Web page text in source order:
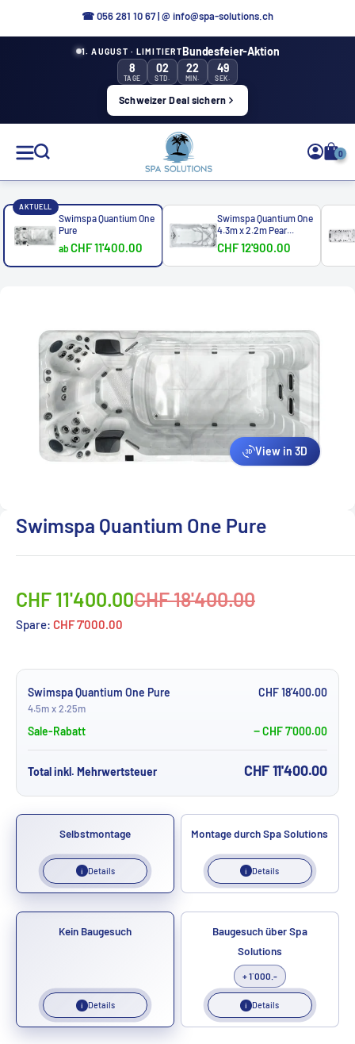
☎056 281 10 67|@ info@spa-solutions.ch
1. AUGUST · LIMITIERTBundesfeier-Aktion
8
TAGE
02
STD.
22
MIN.
46
SEK.
Schweizer Deal sichern
Solutions
0
AKTUELL
Swimspa Quantium One
Pure
ab CHF 11'400.00
Swimspa Quantium One
4.3m x 2.2m Pear...
CHF 12'900.00
View in 3D
Swimspa Quantium One Pure
CHF 11'400.00Normalpreis
CHF 18'400.00
Spare: CHF 7'000.00
Swimspa Quantium One Pure
4.5m x 2.25m
CHF 18'400.00
Sale-Rabatt − CHF 7'000.00
Total inkl. Mehrwertsteuer CHF 11'400.00
Selbstmontage
i Details
Montage durch Spa Solutions
i Details
Kein Baugesuch
i Details
Baugesuch über Spa
Solutions
+ 1`000.-
i Details